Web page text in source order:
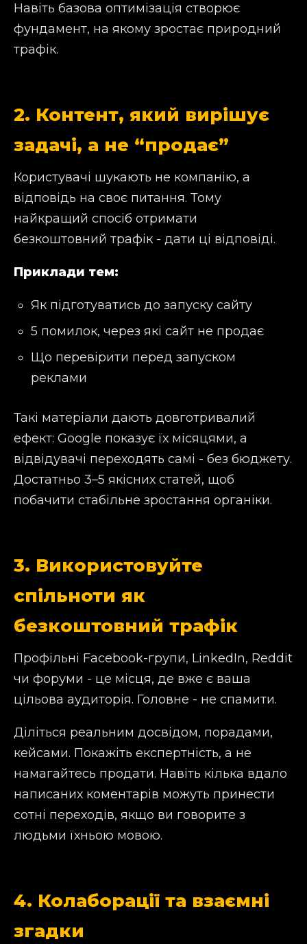
Навіть базова оптимізація створює
фундамент, на якому зростає природний
трафік.
2. Контент, який вирішує
задачі, а не “продає”
Користувачі шукають не компанію, а
відповідь на своє питання. Тому
найкращий спосіб отримати
безкоштовний трафік - дати ці відповіді.
Приклади тем:
Як підготуватись до запуску сайту
5 помилок, через які сайт не продає
Що перевірити перед запуском
реклами
Такі матеріали дають довготривалий
ефект: Google показує їх місяцями, а
відвідувачі переходять самі - без бюджету.
Достатньо 3–5 якісних статей, щоб
побачити стабільне зростання органіки.
3. Використовуйте
спільноти як
безкоштовний трафік
Профільні Facebook-групи, LinkedIn, Reddit
чи форуми - це місця, де вже є ваша
цільова аудиторія. Головне - не спамити.
Діліться реальним досвідом, порадами,
кейсами. Покажіть експертність, а не
намагайтесь продати. Навіть кілька вдало
написаних коментарів можуть принести
сотні переходів, якщо ви говорите з
людьми їхньою мовою.
4. Колаборації та взаємні
згадки